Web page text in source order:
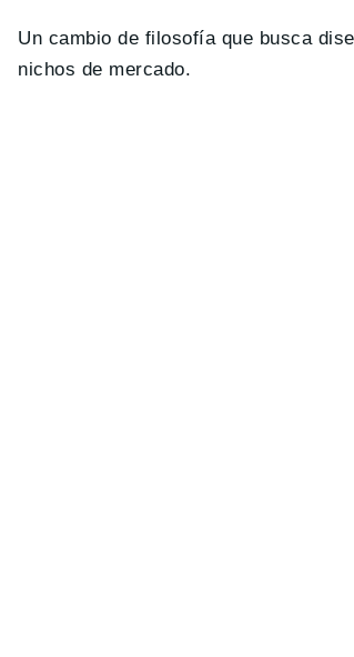
Un cambio de filosofía que busca
nichos de mercado.